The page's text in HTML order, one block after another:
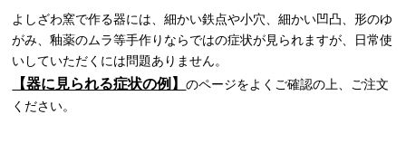
よしざわ窯で作る器には、細かい鉄点や小穴、細かい凹凸、形のゆ
がみ、釉薬のムラ等手作りならではの症状が見られますが、日常使
いしていただくには問題ありません。
【器に見られる症状の例】のページをよくご確認の上、ご注文
ください。